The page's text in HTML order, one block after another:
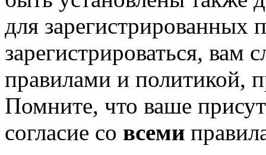
для зарегистрированных
зарегистрироваться, вам
правилами и политикой,
Помните, что ваше
согласие со всеми